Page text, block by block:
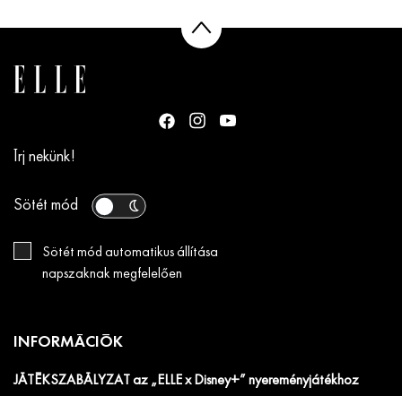
Írj nekünk!
Sötét mód
Sötét mód automatikus állítása
napszaknak megfelelően
INFORMÁCIÓK
JÁTÉKSZABÁLYZAT az „ELLE x Disney+” nyereményjátékhoz